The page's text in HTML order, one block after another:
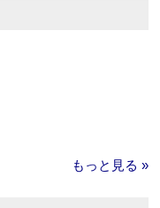
もっと見る »